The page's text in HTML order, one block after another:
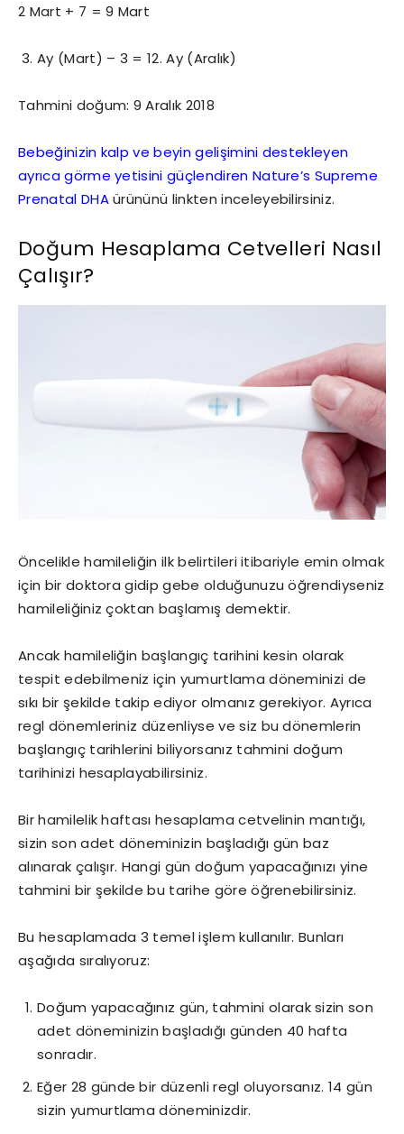
2 Mart + 7 = 9 Mart
Ay (Mart) – 3 = 12. Ay (Aralık)
Tahmini doğum: 9 Aralık 2018
Bebeğinizin kalp ve beyin gelişimini destekleyen
ayrıca görme yetisini güçlendiren Nature’s Supreme
Prenatal DHAürününü linkten inceleyebilirsiniz.
Doğum Hesaplama Cetvelleri Nasıl
Çalışır?
Öncelikle hamileliğin ilk belirtileri itibariyle emin olmak
için bir doktora gidip gebe olduğunuzu öğrendiyseniz
hamileliğiniz çoktan başlamış demektir.
Ancak hamileliğin başlangıç tarihini kesin olarak
tespit edebilmeniz için yumurtlama döneminizi de
sıkı bir şekilde takip ediyor olmanız gerekiyor. Ayrıca
regl dönemleriniz düzenliyse ve siz bu dönemlerin
başlangıç tarihlerini biliyorsanız tahmini doğum
tarihinizi hesaplayabilirsiniz.
Bir hamilelik haftası hesaplama cetvelinin mantığı,
sizin son adet döneminizin başladığı gün baz
alınarak çalışır. Hangi gün doğum yapacağınızı yine
tahmini bir şekilde bu tarihe göre öğrenebilirsiniz.
Bu hesaplamada 3 temel işlem kullanılır. Bunları
aşağıda sıralıyoruz:
Doğum yapacağınız gün, tahmini olarak sizin son
adet döneminizin başladığı günden 40 hafta
sonradır.
Eğer 28 günde bir düzenli regl oluyorsanız. 14 gün
sizin yumurtlama döneminizdir.